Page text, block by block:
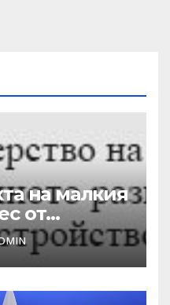
на малкия
от
се
млн. лв.
на
2027 г.